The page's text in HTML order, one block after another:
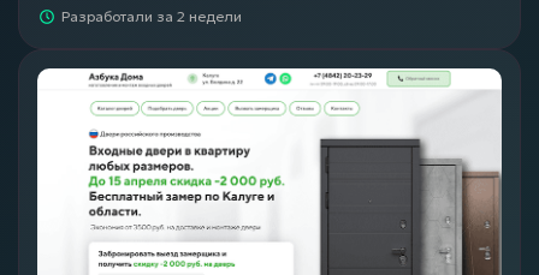
Разработали за 2 недели